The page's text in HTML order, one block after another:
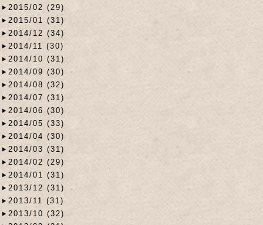
2015/02 (29)
2015/01 (31)
2014/12 (34)
2014/11 (30)
2014/10 (31)
2014/09 (30)
2014/08 (32)
2014/07 (31)
2014/06 (30)
2014/05 (33)
2014/04 (30)
2014/03 (31)
2014/02 (29)
2014/01 (31)
2013/12 (31)
2013/11 (31)
2013/10 (32)